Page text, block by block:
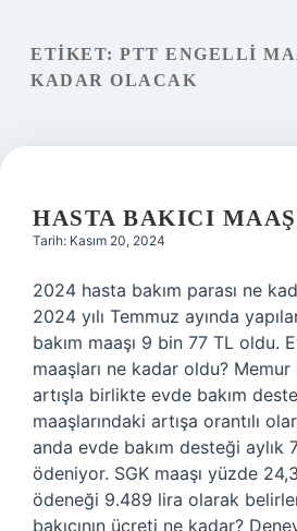
Yasal Uyarı
ETIKET: PTT ENGELLI
KADAR OLACAK
HASTA BAKICI
Tarih: Kasım 20, 2024
2024 hasta bakım parası ne
2024 yılı Temmuz ayında
bakım maaşı 9 bin 77 TL oldu.
maaşları ne kadar oldu? Memur
artışla birlikte evde bakım
maaşlarındaki artışa orantılı
anda evde bakım desteği aylık
ödeniyor. SGK maaşı yüzde
ödeneği 9.489 lira olarak
bakıcının ücreti ne kadar?